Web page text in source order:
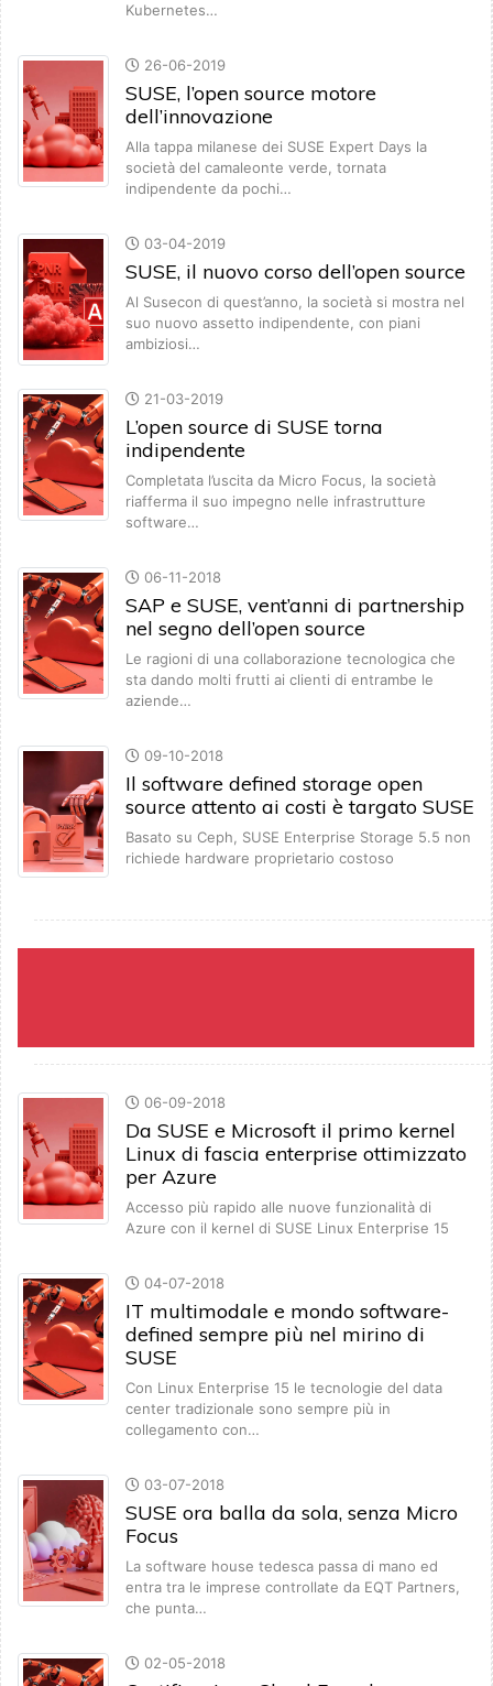
Kubernetes…
26-06-2019
SUSE, l’open source motore
dell’innovazione
Alla tappa milanese dei SUSE Expert Days la
società del camaleonte verde, tornata
indipendente da pochi…
03-04-2019
SUSE, il nuovo corso dell’open source
Al Susecon di quest’anno, la società si mostra nel
suo nuovo assetto indipendente, con piani
ambiziosi…
21-03-2019
L’open source di SUSE torna
indipendente
Completata l’uscita da Micro Focus, la società
riafferma il suo impegno nelle infrastrutture
software…
06-11-2018
SAP e SUSE, vent’anni di partnership
nel segno dell’open source
Le ragioni di una collaborazione tecnologica che
sta dando molti frutti ai clienti di entrambe le
aziende…
09-10-2018
Il software defined storage open
source attento ai costi è targato SUSE
Basato su Ceph, SUSE Enterprise Storage 5.5 non
richiede hardware proprietario costoso
06-09-2018
Da SUSE e Microsoft il primo kernel
Linux di fascia enterprise ottimizzato
per Azure
Accesso più rapido alle nuove funzionalità di
Azure con il kernel di SUSE Linux Enterprise 15
04-07-2018
IT multimodale e mondo software-
defined sempre più nel mirino di
SUSE
Con Linux Enterprise 15 le tecnologie del data
center tradizionale sono sempre più in
collegamento con…
03-07-2018
SUSE ora balla da sola, senza Micro
Focus
La software house tedesca passa di mano ed
entra tra le imprese controllate da EQT Partners,
che punta…
02-05-2018